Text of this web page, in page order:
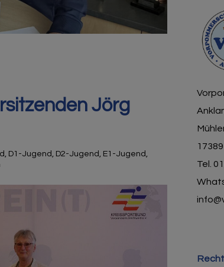
Jörg
, D1-Jugend , D2-Jugend , E1-Jugend ,
Tel.